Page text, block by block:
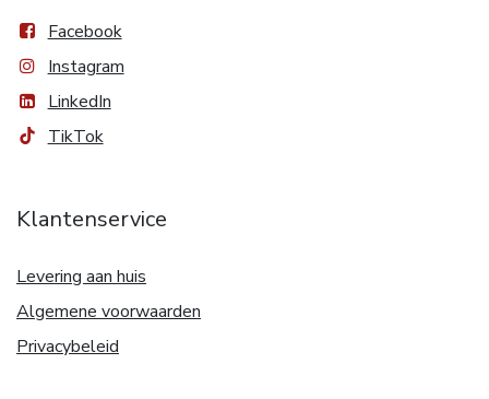
Facebook
Instagram
LinkedIn
TikTok
Klantenservice
Levering aan huis
Algemene voorwaarden
Privacybeleid